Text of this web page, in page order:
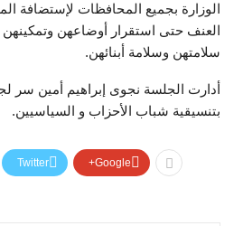
الوزارة بجميع المحافظات لإستضافة
العنف حتى استقرار أوضاعهن
سلامتهن وسلامة أبنائهن.
أدارت الجلسة نجوى إبراهيم أمين سر
بتنسيقية شباب الأحزاب و السياسيين.
Twitter Google+